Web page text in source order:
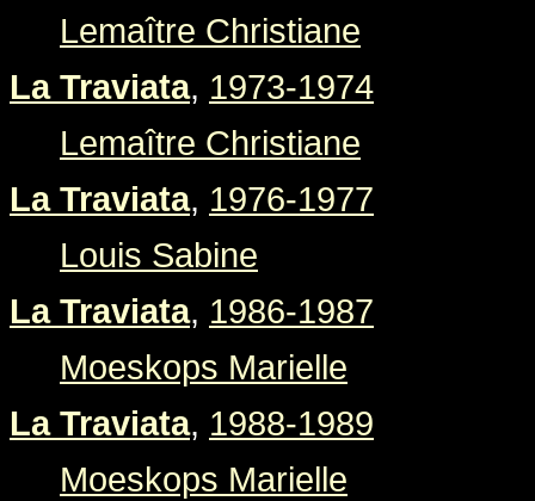
Lemaître Christiane
La Traviata, 1973-1974
Lemaître Christiane
La Traviata, 1976-1977
Louis Sabine
La Traviata, 1986-1987
Moeskops Marielle
La Traviata, 1988-1989
Moeskops Marielle